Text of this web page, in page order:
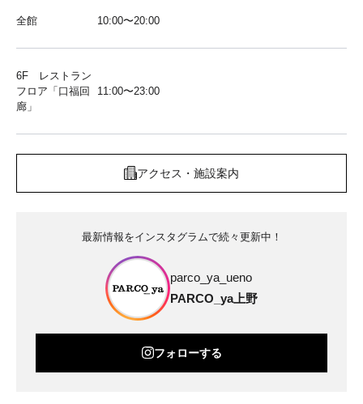
全館 10:00〜20:00
6F レストラン
フロア「口福回
廊」
11:00〜23:00
アクセス・施設案内
最新情報をインスタグラムで続々更新中！
parco_ya_ueno
PARCO_ya上野
フォローする